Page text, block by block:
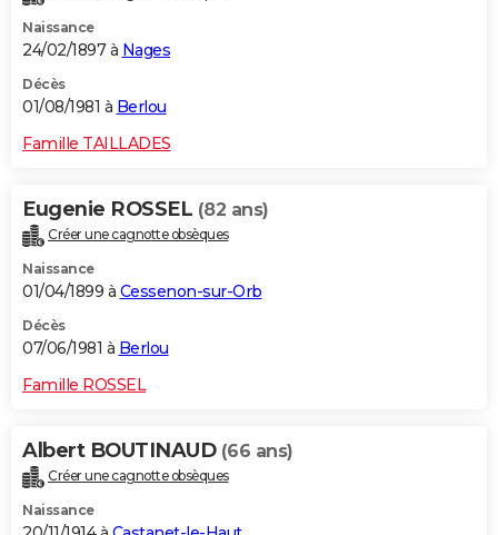
Naissance
24/02/1897 à Nages
Décès
01/08/1981 à Berlou
Famille TAILLADES
Eugenie ROSSEL (82 ans)
Créer une cagnotte obsèques
Naissance
01/04/1899 à Cessenon-sur-Orb
Décès
07/06/1981 à Berlou
Famille ROSSEL
Albert BOUTINAUD (66 ans)
Créer une cagnotte obsèques
Naissance